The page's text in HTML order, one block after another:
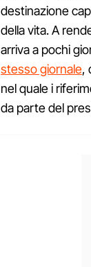
destinazione
della vita. A
arriva a pochi
stesso giornale,
nel quale i
da parte del